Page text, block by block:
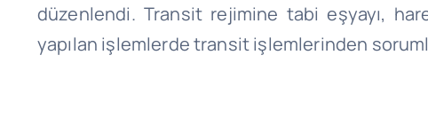
düzenlendi. Transit rejimine tabi eşyayı,
yapılan işlemlerde transit işlemlerinden